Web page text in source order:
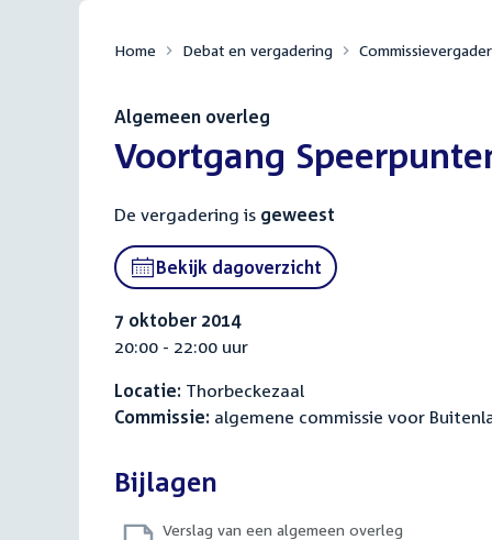
Home Debat en vergadering
Algemeen overleg
:Voortgang
De vergadering is geweest
Bekijk dagoverzicht
7 oktober 2014
20:00 - 22:00 uur
Locatie: Thorbeckezaal
Commissie: algemene commissie voor
Bijlagen
Verslag van een algemeen overleg